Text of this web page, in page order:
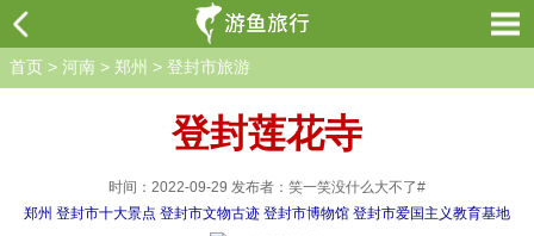
首页 > 河南 > 郑州 > 登封市旅游
登封莲花寺
时间：2022-09-29 发布者：笑一笑没什么大不了#
郑州 登封市十大景点 登封市文物古迹 登封市博物馆 登封市爱国主义教育基地